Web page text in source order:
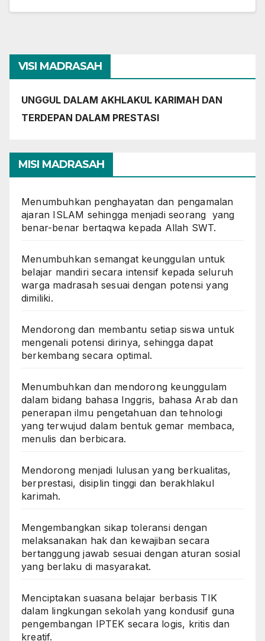
VISI MADRASAH
UNGGUL DALAM AKHLAKUL KARIMAH DAN
TERDEPAN DALAM PRESTASI
MISI MADRASAH
Menumbuhkan penghayatan dan pengamalan
ajaran ISLAM sehingga menjadi seorang yang
benar-benar bertaqwa kepada Allah SWT.
Menumbuhkan semangat keunggulan untuk
belajar mandiri secara intensif kepada seluruh
warga madrasah sesuai dengan potensi yang
dimiliki.
Mendorong dan membantu setiap siswa untuk
mengenali potensi dirinya, sehingga dapat
berkembang secara optimal.
Menumbuhkan dan mendorong keunggulam
dalam bidang bahasa Inggris, bahasa Arab dan
penerapan ilmu pengetahuan dan tehnologi
yang terwujud dalam bentuk gemar membaca,
menulis dan berbicara.
Mendorong menjadi lulusan yang berkualitas,
berprestasi, disiplin tinggi dan berakhlakul
karimah.
Mengembangkan sikap toleransi dengan
melaksanakan hak dan kewajiban secara
bertanggung jawab sesuai dengan aturan sosial
yang berlaku di masyarakat.
Menciptakan suasana belajar berbasis TIK
dalam lingkungan sekolah yang kondusif guna
pengembangan IPTEK secara logis, kritis dan
kreatif.